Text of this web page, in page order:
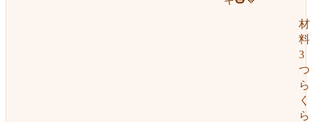
材
料
3
つ
ら
く
ら